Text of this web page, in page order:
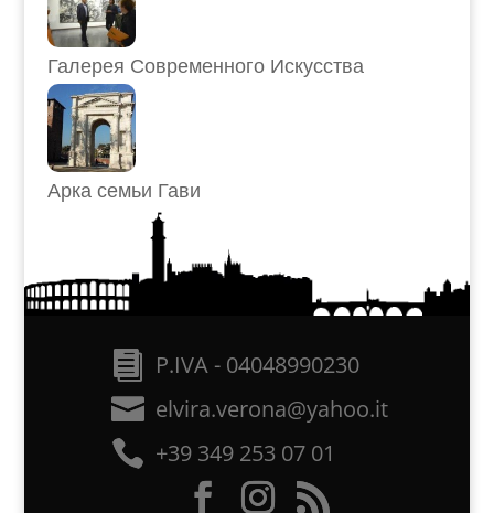
Галерея Современного Искусства
Арка семьи Гави
P.IVA - 04048990230
elvira.verona@yahoo.it
+39 349 253 07 01